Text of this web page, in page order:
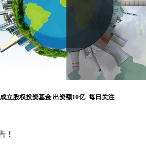
立股权投资基金 出资额10亿_每日关注